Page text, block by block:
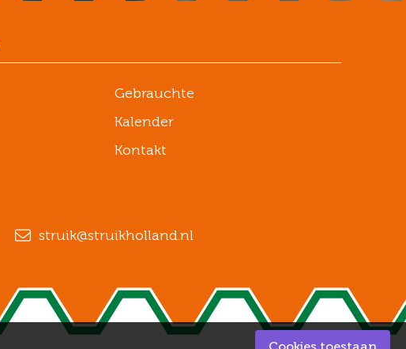
Gebrauchte
Kalender
Kontakt
struik@struikholland.nl